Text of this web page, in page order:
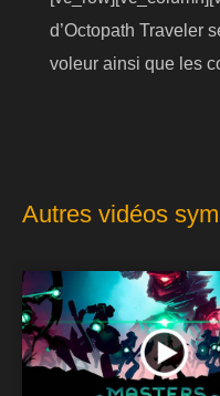
d’Octopath Traveler
voleur ainsi que les
Autres vidéos